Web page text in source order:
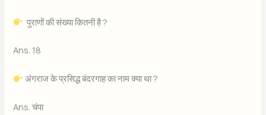
पुराणों की संख्या कितनी है ?
Ans. 18
अंगराज के प्रसिद्ध बंदरगाह का नाम क्या था ?
Ans. चंपा